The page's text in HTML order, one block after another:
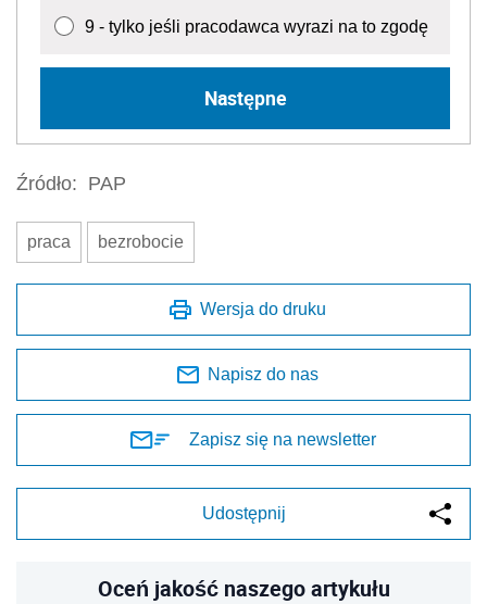
9 - tylko jeśli pracodawca wyrazi na to zgodę
Następne
Źródło: PAP
praca bezrobocie
Wersja do druku
Napisz do nas
Zapisz się na newsletter
Udostępnij
Oceń jakość naszego artykułu